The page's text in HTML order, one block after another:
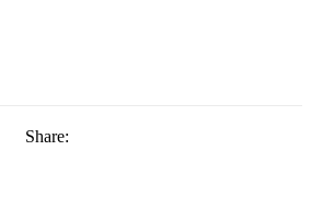
Share: